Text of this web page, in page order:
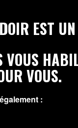
EST
VOUS
VOUS.
: